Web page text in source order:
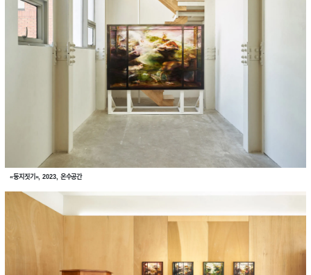
«둥지짓기», 2023, 온수공간